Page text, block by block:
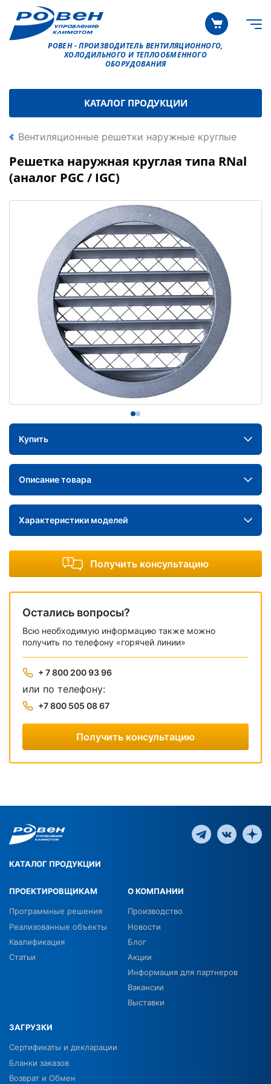
РОВЕН - ПРОИЗВОДИТЕЛЬ ВЕНТИЛЯЦИОННОГО,
ХОЛОДИЛЬНОГО И ТЕПЛООБМЕННОГО
ОБОРУДОВАНИЯ
КАТАЛОГ ПРОДУКЦИИ
Вентиляционные решетки наружные круглые
Решетка наружная круглая типа RNal
(аналог PGC / IGC)
Купить
Описание товара
Характеристики моделей
Получить консультацию
Остались вопросы?
Всю необходимую информацию также можно
получить по телефону «горячей линии»
+ 7 800 200 93 96
или по телефону:
+7 800 505 08 67
Получить консультацию
КАТАЛОГ ПРОДУКЦИИ
ПРОЕКТИРОВЩИКАМ
Программные решения
Реализованные объекты
Квалификация
Статьи
О КОМПАНИИ
Производство
Новости
Блог
Акции
Информация для партнеров
Вакансии
Выставки
ЗАГРУЗКИ
Сертификаты и декларации
Бланки заказов
Возврат и Обмен